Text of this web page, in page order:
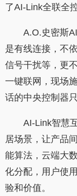
了AI-Link全联全
A.O.史密斯
是有线连接，不
信号干扰等，更
一键联网，现场
话的中央控制器
AI-Link智慧
居场景，让产品
能算法，云端大
化分配，用户使
验和价值。